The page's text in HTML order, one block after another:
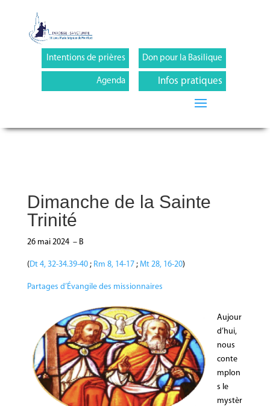
Intentions de prières
Agenda
Don pour la Basilique
Infos pratiques
Dimanche de la Sainte
Trinité
26 mai 2024 – B
(Dt 4, 32-34.39-40; Rm 8, 14-17; Mt 28, 16-20)
Partages d’Évangile des missionnaires
Aujour
d’hui,
nous
conte
mplon
s le
mystèr